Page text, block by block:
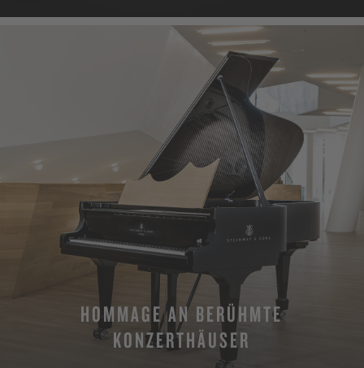
HOMMAGE AN BERÜHMTE
KONZERTHÄUSER